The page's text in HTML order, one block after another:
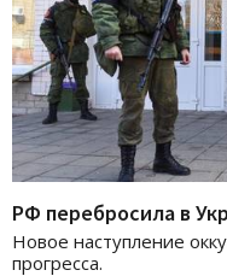
РФ перебросила в
Новое наступление
прогресса.